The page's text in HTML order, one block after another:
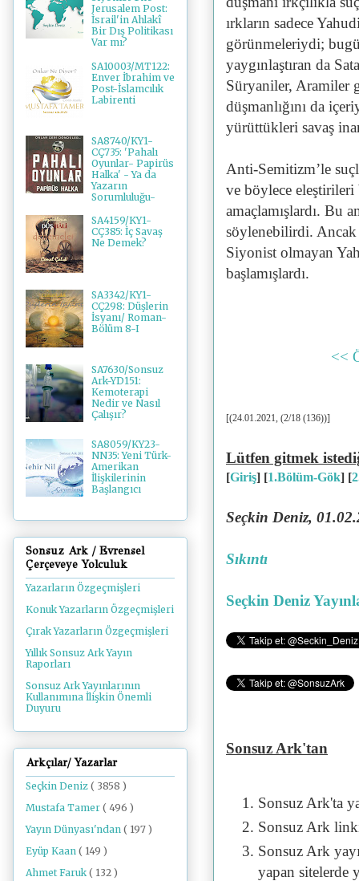
ırkların sadece
görünmeleriydi;
yaygınlaştıran da
Süryaniler, Aramiler
düşmanlığını da
yürüttükleri savaş
Anti-Semitizm’le
ve böylece eleştirileri
amaçlamışlardı. Bu
söylenebilirdi. Ancak
Siyonist olmayan
başlamışlardı.
<<
[(24.01.2021, (2/18 (136))]
Lütfen gitmek
[Giriş] [1.Bölüm-Gök] [
Seçkin Deniz,
Sıkıntı
Seçkin Deniz
Sonsuz Ark'tan
Sonsuz Ark'ta
Sonsuz Ark
Sonsuz Ark
yapan sitelerde
Jerusalem Post:
İsrail'in Ahlakî
Bir Dış Politikası
Var mı?
SA10003/MT122:
Enver İbrahim ve
Post-İslamcılık
Labirenti
SA8740/KY1-
CÇ735: 'Pahalı
Oyunlar- Papirüs
Halka' - Ya da
Yazarın
Sorumluluğu-
SA4159/KY1-
CÇ385: İç Savaş
Ne Demek?
SA3342/KY1-
CÇ298: Düşlerin
İsyanı/ Roman-
Bölüm 8-I
SA7630/Sonsuz
Ark-YD151:
Kemoterapi
Nedir ve Nasıl
Çalışır?
SA8059/KY23-
NN35: Yeni Türk-
Amerikan
İlişkilerinin
Başlangıcı
Sonsuz Ark / Evrensel
Çerçeveye Yolculuk
Yazarların Özgeçmişleri
Konuk Yazarların Özgeçmişleri
Çırak Yazarların Özgeçmişleri
Yıllık Sonsuz Ark Yayın
Raporları
Sonsuz Ark Yayınlarının
Kullanımına İlişkin Önemli
Duyuru
Arkçılar/ Yazarlar
Seçkin Deniz ( 3858 )
Mustafa Tamer ( 496 )
Yayın Dünyası'ndan ( 197 )
Eyüp Kaan ( 149 )
Ahmet Faruk ( 132 )